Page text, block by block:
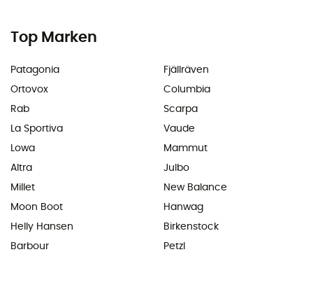
Top Marken
Patagonia
Ortovox
Rab
La Sportiva
Lowa
Altra
Millet
Moon Boot
Helly Hansen
Barbour
Fjällräven
Columbia
Scarpa
Vaude
Mammut
Julbo
New Balance
Hanwag
Birkenstock
Petzl